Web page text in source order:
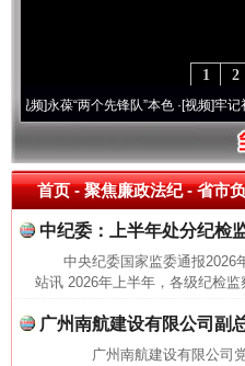
2
1
永葆“两个先锋队”本色·[视频]牢记初心使
首页- 聚焦廉政法纪 -省市
中纪委：上半年处分纪检
中央纪委国家监委通报
站讯 2026年上半年，各级纪检
广州南航建设有限公司副
广州南航建设有限公司